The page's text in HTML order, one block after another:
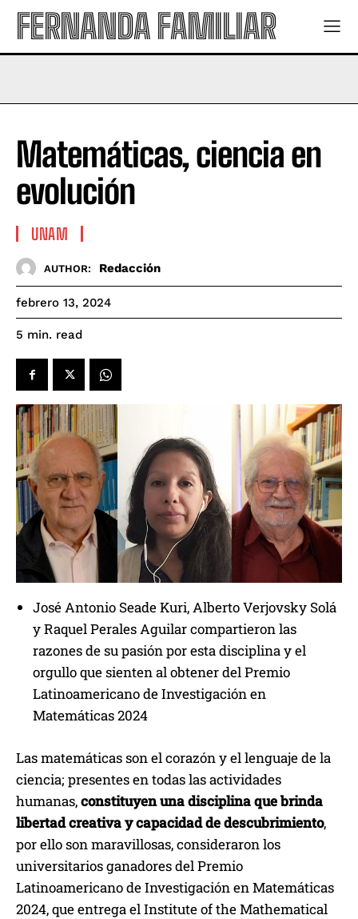
FERNANDA FAMILIAR
Matemáticas, ciencia en
evolución
UNAM
AUTHOR: Redacción
febrero 13, 2024
5 min. read
José Antonio Seade Kuri, Alberto Verjovsky Solá
y Raquel Perales Aguilar compartieron las
razones de su pasión por esta disciplina y el
orgullo que sienten al obtener del Premio
Latinoamericano de Investigación en
Matemáticas 2024
Las matemáticas son el corazón y el lenguaje de la
ciencia; presentes en todas las actividades
humanas,constituyen una disciplina que brinda
libertad creativa y capacidad de descubrimiento,
por ello son maravillosas, consideraron los
universitarios ganadores del Premio
Latinoamericano de Investigación en Matemáticas
2024, que entrega el Institute of the Mathematical